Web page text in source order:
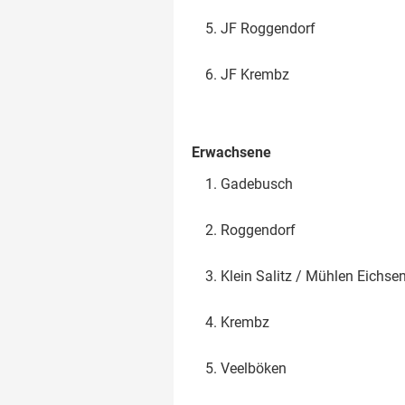
JF Roggendorf
JF Krembz
Erwachsene
Gadebusch
Roggendorf
Klein Salitz / Mühlen
Krembz
Veelböken